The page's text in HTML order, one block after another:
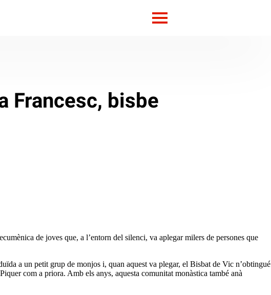
Francesc, bisbe
de joves que, a l’entorn del silenci, va aplegar milers de persones que
a un petit grup de monjos i, quan aquest va plegar, el Bisbat de Vic n’obtingué
com a priora. Amb els anys, aquesta comunitat monàstica també anà